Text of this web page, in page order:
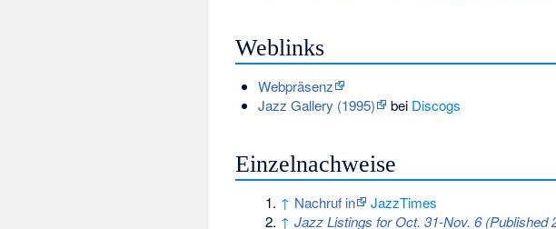
Weblinks
Webpräsenz
Jazz Gallery (1995)
bei Discogs
Einzelnachweise
↑ Nachruf in
JazzTimes
↑ Jazz Listings for Oct. 31-Nov. 6 (Published